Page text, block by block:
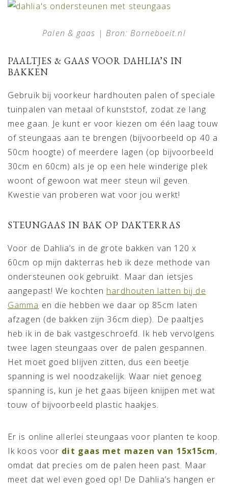
Palen & gaas | Bron: Borneboeit.nl
PAALTJES & GAAS VOOR DAHLIA’S IN
BAKKEN
Gebruik bij voorkeur hardhouten palen of speciale
tuinpalen van metaal of kunststof, zodat ze lang
mee gaan. Je kunt er voor kiezen om één laag touw
of steungaas aan te brengen (bijvoorbeeld op 40 a
50cm hoogte) of meerdere lagen (op bijvoorbeeld
30cm en 60cm) als je op een hele winderige plek
woont of gewoon wat meer steun wil geven.
Kwestie van proberen wat voor jou werkt!
STEUNGAAS IN BAK OP DAKTERRAS
Voor de Dahlia’s in de grote bakken van 120 x
60cm op mijn dakterras heb ik deze methode van
ondersteunen ook gebruikt. Maar dan ietsjes
aangepast! We kochten hardhouten latten bij de
Gamma en die hebben we daar op 85cm laten
afzagen (de bakken zijn 36cm diep). De paaltjes
heb ik in de bak vastgeschroefd. Ik heb vervolgens
twee lagen steungaas over de palen gespannen.
Het moet goed blijven zitten, dus een beetje
spanning is wel noodzakelijk. Waar niet genoeg
spanning is, kun je het gaas bijeen knijpen met wat
touw of bijvoorbeeld plastic haakjes.
Er is online allerlei steungaas voor planten te koop.
Ik koos voor dit gaas met mazen van 15x15cm,
omdat dat precies om de palen heen past. Maar
meet dat wel even goed op! De Dahlia’s hangen er